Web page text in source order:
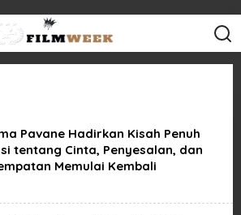
Pavane Hadirkan Kisah Penuh
tentang Cinta, Penyesalan, dan
Memulai Kembali